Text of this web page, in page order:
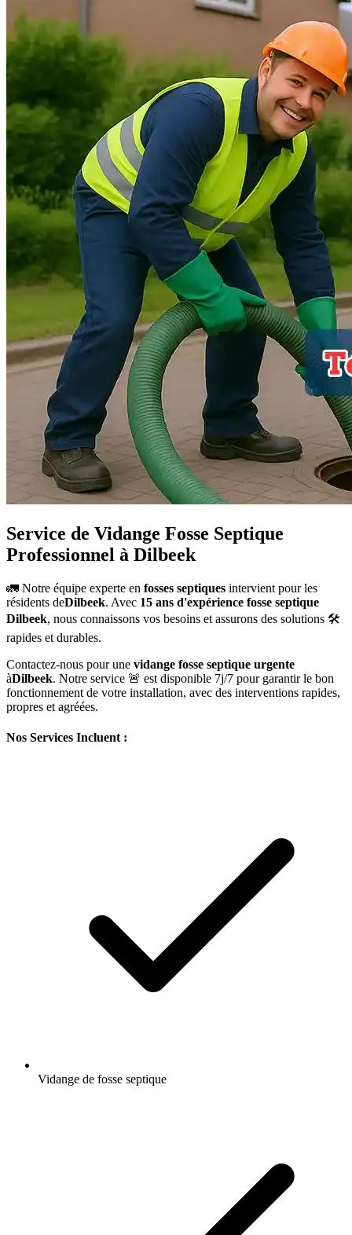
Service de Vidange Fosse Septique
Professionnel à Dilbeek
🚛 Notre équipe experte en fosses septiques intervient pour les
résidents deDilbeek. Avec 15 ans d'expérience fosse septique
Dilbeek, nous connaissons vos besoins et assurons des solutions 🛠️
rapides et durables.
Contactez-nous pour une vidange fosse septique urgente
àDilbeek. Notre service 🚨 est disponible 7j/7 pour garantir le bon
fonctionnement de votre installation, avec des interventions rapides,
propres et agréées.
Nos Services Incluent :
Vidange de fosse septique